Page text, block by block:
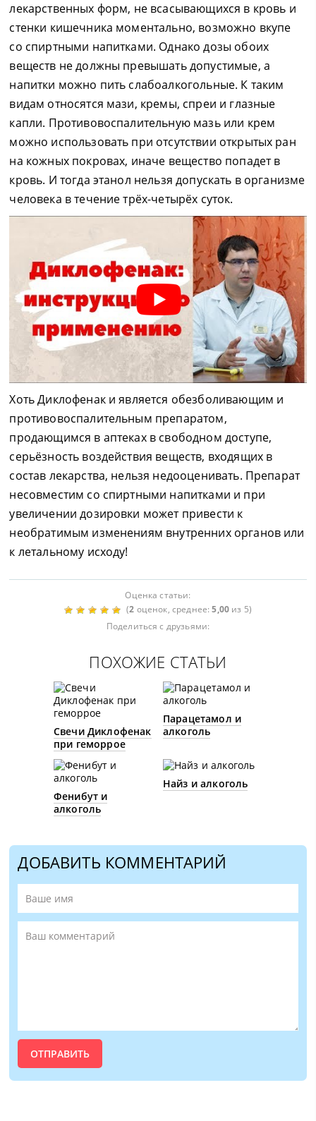
лекарственных форм, не всасывающихся в кровь и
стенки кишечника моментально, возможно вкупе
со спиртными напитками. Однако дозы обоих
веществ не должны превышать допустимые, а
напитки можно пить слабоалкогольные. К таким
видам относятся мази, кремы, спреи и глазные
капли. Противовоспалительную мазь или крем
можно использовать при отсутствии открытых ран
на кожных покровах, иначе вещество попадет в
кровь. И тогда этанол нельзя допускать в организме
человека в течение трёх-четырёх суток.
Хоть Диклофенак и является обезболивающим и
противовоспалительным препаратом,
продающимся в аптеках в свободном доступе,
серьёзность воздействия веществ, входящих в
состав лекарства, нельзя недооценивать. Препарат
несовместим со спиртными напитками и при
увеличении дозировки может привести к
необратимым изменениям внутренних органов или
к летальному исходу!
Оценка статьи:
(2 оценок, среднее:5,00 из 5)
Поделиться с друзьями:
ПОХОЖИЕ СТАТЬИ
Свечи Диклофенак
при геморрое
Парацетамол и
алкоголь
Фенибут и
алкоголь
Найз и алкоголь
ДОБАВИТЬ КОММЕНТАРИЙ